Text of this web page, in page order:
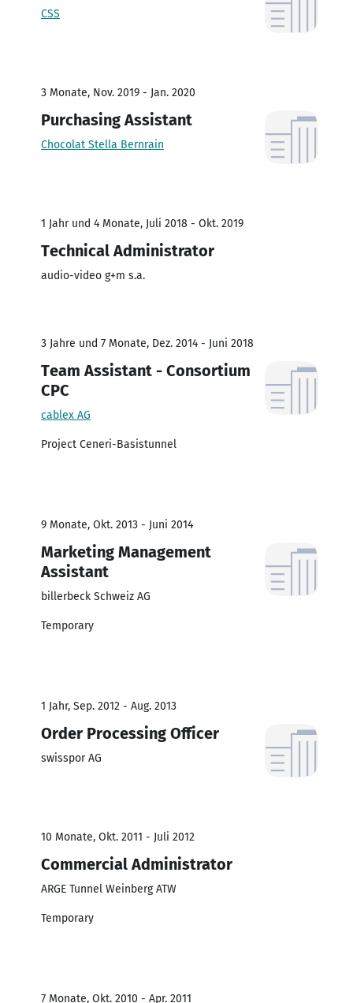
CSS
3 Monate, Nov. 2019 - Jan. 2020
Purchasing Assistant
Chocolat Stella Bernrain
1 Jahr und 4 Monate, Juli 2018 - Okt. 2019
Technical Administrator
audio-video g+m s.a.
3 Jahre und 7 Monate, Dez. 2014 - Juni 2018
Team Assistant - Consortium
CPC
cablex AG
Project Ceneri-Basistunnel
9 Monate, Okt. 2013 - Juni 2014
Marketing Management
Assistant
billerbeck Schweiz AG
Temporary
1 Jahr, Sep. 2012 - Aug. 2013
Order Processing Officer
swisspor AG
10 Monate, Okt. 2011 - Juli 2012
Commercial Administrator
ARGE Tunnel Weinberg ATW
Temporary
7 Monate, Okt. 2010 - Apr. 2011